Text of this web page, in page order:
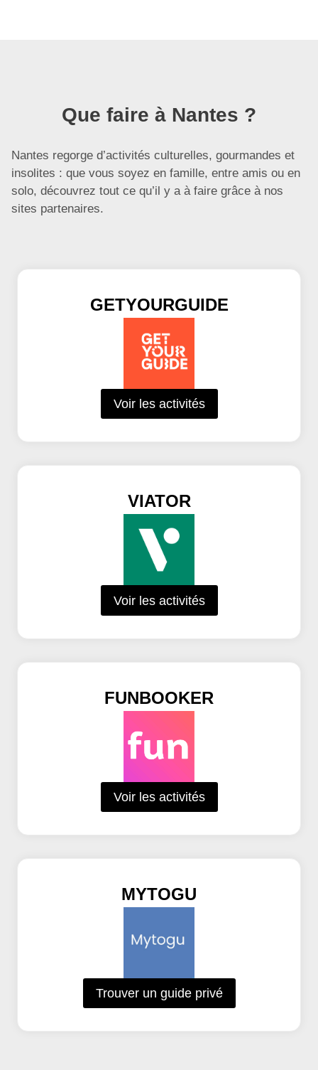
Que faire à Nantes ?
Nantes regorge d’activités culturelles, gourmandes et
insolites : que vous soyez en famille, entre amis ou en
solo, découvrez tout ce qu’il y a à faire grâce à nos
sites partenaires.
GETYOURGUIDE
Voir les activités
VIATOR
Voir les activités
FUNBOOKER
Voir les activités
MYTOGU
Trouver un guide privé